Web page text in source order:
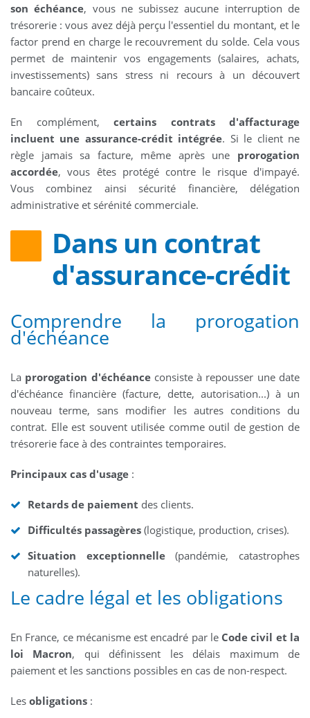
son échéance, vous ne subissez aucune interruption de
trésorerie : vous avez déjà perçu l'essentiel du montant, et le
factor prend en charge le recouvrement du solde. Cela vous
permet de maintenir vos engagements (salaires, achats,
investissements) sans stress ni recours à un découvert
bancaire coûteux.
En complément, certains contrats d'affacturage
incluent une assurance-crédit intégrée. Si le client ne
règle jamais sa facture, même après une prorogation
accordée, vous êtes protégé contre le risque d'impayé.
Vous combinez ainsi sécurité financière, délégation
administrative et sérénité commerciale.
Dans un contrat
d'assurance-crédit
Comprendre la prorogation
d'échéance
La prorogation d'échéanceconsiste à repousser une date
d'échéance financière (facture, dette, autorisation...) à un
nouveau terme, sans modifier les autres conditions du
contrat. Elle est souvent utilisée comme outil de gestion de
trésorerie face à des contraintes temporaires.
Principaux cas d'usage :
Retards de paiement des clients.
Difficultés passagères (logistique, production, crises).
Situation exceptionnelle(pandémie, catastrophes
naturelles).
Le cadre légal et les obligations
En France, ce mécanisme est encadré par le Code civil et la
loi Macron, qui définissent les délais maximum de
paiement et les sanctions possibles en cas de non-respect.
Les obligations :